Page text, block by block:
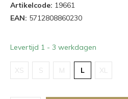
Artikelcode: 19661
EAN: 5712808860230
Levertijd 1 - 3 werkdagen
XS S M L XL